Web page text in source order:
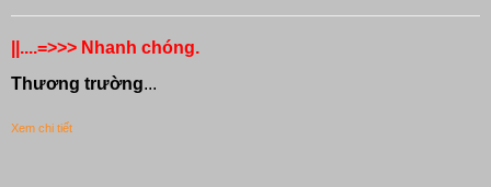
||....=>>> Nhanh chóng.
Thương trường...
Xem chi tiết